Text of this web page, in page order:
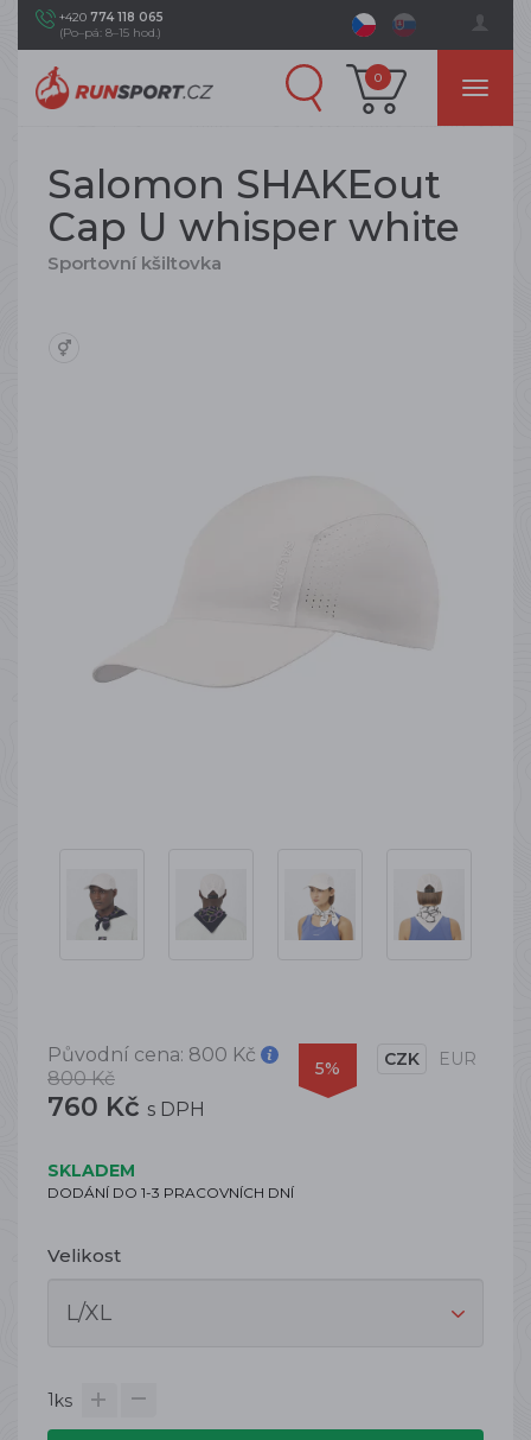
+420 774 118 065
(Po–pá: 8–15 hod.)
0
Salomon SHAKEout
Cap U whisper white
Sportovní kšiltovka
Původní cena: 800 Kč
800 Kč
760 Kč s DPH
5% CZK EUR
SKLADEM
DODÁNÍ DO 1-3 PRACOVNÍCH DNÍ
Velikost
1ks